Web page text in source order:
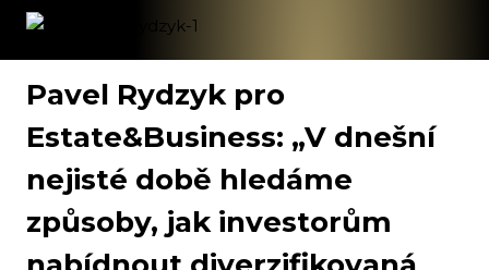
Pavel Rydzyk pro
Estate&Business: „V dnešní
nejisté době hledáme
způsoby, jak investorům